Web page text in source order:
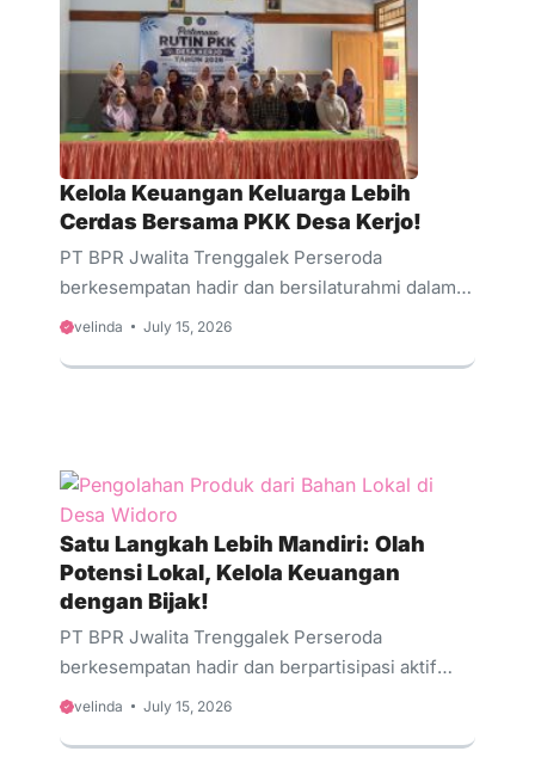
membagikan informasi mengenai fasilitas kredit
yang ramah untuk pengembangan usaha rumah
tangga.
Kelola Keuangan Keluarga Lebih
Cerdas Bersama PKK Desa Kerjo!
PT BPR Jwalita Trenggalek Perseroda
berkesempatan hadir dan bersilaturahmi dalam
kegiatan rutin ibu-ibu PKK Desa Kerjo,
ibu-ibu PKK, kegiatan ini menjadi wadah berbagi
terencana dan aman. Pada kesempatan ini, tim
PT BPR Jwalita Trenggalek Perseroda
memberikan pemahaman mengenai: Pentingnya
membiasakan diri menabung demi masa depan
keluarga. Keunggulan Tabungan Simarmas
Jwalita sebagai pilihan simpanan yang
menguntungkan. Solusi produk kredit yang
aman, mudah, dan terpercaya untuk mendukung
...
velinda July 15, 2026
Satu Langkah Lebih Mandiri: Olah
Potensi Lokal, Kelola Keuangan
dengan Bijak!
PT BPR Jwalita Trenggalek Perseroda
berkesempatan hadir dan berpartisipasi aktif
dalam kegiatan pelatihan Pengolahan Produk
Gandusari. Acara ini diikuti oleh 20 ibu-ibu
velinda July 15, 2026